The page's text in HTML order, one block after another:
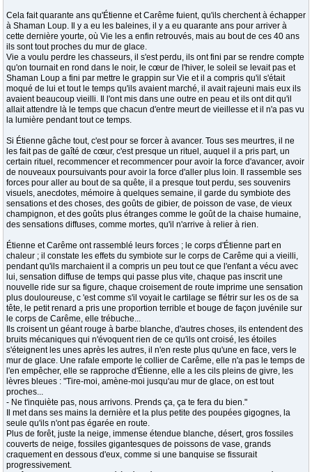
Cela fait quarante ans qu'Étienne et Carême fuient, qu'ils cherchent à échapper
à Shaman Loup. Il y a eu les baleines, il y a eu quarante ans pour arriver à
cette dernière yourte, où Vie les a enfin retrouvés, mais au bout de ces 40 ans
ils sont tout proches du mur de glace.
Vie a voulu perdre les chasseurs, il s'est perdu, ils ont fini par se rendre compte
qu'on tournait en rond dans le noir, le cœur de l'hiver, le soleil se levait pas et
Shaman Loup a fini par mettre le grappin sur Vie et il a compris qu'il s'était
moqué de lui et tout le temps qu'ils avaient marché, il avait rajeuni mais eux ils
avaient beaucoup vieilli. Il l'ont mis dans une outre en peau et ils ont dit qu'il
allait attendre là le temps que chacun d'entre meurt de vieillesse et il n'a pas vu
la lumière pendant tout ce temps.
Si Étienne gâche tout, c'est pour se forcer à avancer. Tous ses meurtres, il ne
les fait pas de gaîté de cœur, c'est presque un rituel, auquel il a pris part, un
certain rituel, recommencer et recommencer pour avoir la force d'avancer, avoir
de nouveaux poursuivants pour avoir la force d'aller plus loin. Il rassemble ses
forces pour aller au bout de sa quête, il a presque tout perdu, ses souvenirs
visuels, anecdotes, mémoire à quelques semaine, il garde du symbiote des
sensations et des choses, des goûts de gibier, de poisson de vase, de vieux
champignon, et des goûts plus étranges comme le goût de la chaise humaine,
des sensations diffuses, comme mortes, qu'il n'arrive à relier à rien.
Étienne et Carême ont rassemblé leurs forces ; le corps d'Étienne part en
chaleur ; il constate les effets du symbiote sur le corps de Carême qui a vieilli,
pendant qu'ils marchaient il a compris un peu tout ce que l'enfant a vécu avec
lui, sensation diffuse de temps qui passe plus vite, chaque pas inscrit une
nouvelle ride sur sa figure, chaque croisement de route imprime une sensation
plus douloureuse, c 'est comme s'il voyait le cartilage se flétrir sur les os de sa
tête, le petit renard a pris une proportion terrible et bouge de façon juvénile sur
le corps de Carême, elle trébuche...
Ils croisent un géant rouge à barbe blanche, d'autres choses, ils entendent des
bruits mécaniques qui n'évoquent rien de ce qu'ils ont croisé, les étoiles
s'éteignent les unes après les autres, il n'en reste plus qu'une en face, vers le
mur de glace. Une rafale emporte le collier de Carême, elle n'a pas le temps de
l'en empêcher, elle se rapproche d'Étienne, elle a les cils pleins de givre, les
lèvres bleues : "Tire-moi, amène-moi jusqu'au mur de glace, on est tout
proches...
- Ne t'inquiète pas, nous arrivons. Prends ça, ça te fera du bien."
Il met dans ses mains la dernière et la plus petite des poupées gigognes, la
seule qu'ils n'ont pas égarée en route.
Plus de forêt, juste la neige, immense étendue blanche, désert, gros fossiles
couverts de neige, fossiles gigantesques de poissons de vase, grands
craquement en dessous d'eux, comme si une banquise se fissurait
progressivement.